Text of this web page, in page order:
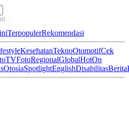
TerpopulerRekomendasi
KesehatanTeknoOtomotifCek
TVFotoRegionalGlobalHotOn
OtosiaSpotlightEnglishDisabilitasBerita